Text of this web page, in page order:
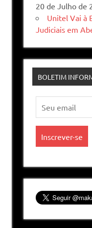
20 de Julho de
Unitel Vai à
Judiciais em
BOLETIM